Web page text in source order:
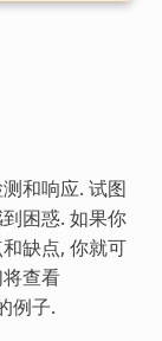
和响应. 试图
困惑. 如果你
缺点, 你就可
查看
例子.